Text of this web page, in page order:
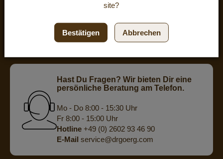
ZUFRIEDENHEIT:
BEWERTUNGEN
Hast Du Fragen? Wir bieten Dir eine
persönliche Beratung am Telefon.
Mo - Do 8:00 - 15:30 Uhr
Fr 8:00 - 15:00 Uhr
Hotline+49 (0) 2602 93 46 90
E-Mail service@drgoerg.com
site?
Bestätigen Abbrechen